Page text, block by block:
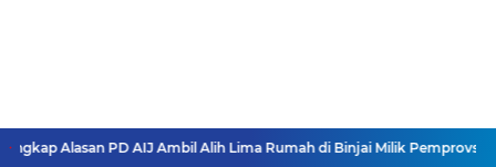
PD AIJ Ambil Alih Lima Rumah di Binjai Milik Pemprovsu Bobby